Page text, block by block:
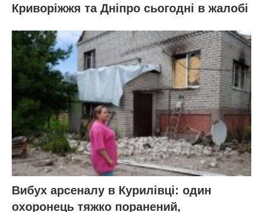
Криворіжжя та Дніпро сьогодні в жалобі
Вибух арсеналу в Курилівці: один
охоронець тяжко поранений,